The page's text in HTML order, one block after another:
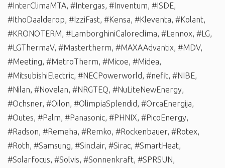
#InterClimaMTA, #Intergas, #Inventum, #ISDE,
#IthoDaalderop, #IzziFast, #Kensa, #Kleventa, #Kolant,
#KRONOTERM, #LamborghiniCaloreclima, #Lennox, #LG,
#LGThermaV, #Mastertherm, #MAXAAdvantix, #MDV,
#Meeting, #MetroTherm, #Micoe, #Midea,
#MitsubishiElectric, #NECPowerworld, #nefit, #NIBE,
#Nilan, #Novelan, #NRGTEQ, #NuLiteNewEnergy,
#Ochsner, #Oilon, #OlimpiaSplendid, #OrcaEnergija,
#Outes, #Palm, #Panasonic, #PHNIX, #PicoEnergy,
#Radson, #Remeha, #Remko, #Rockenbauer, #Rotex,
#Roth, #Samsung, #Sinclair, #Sirac, #SmartHeat,
#Solarfocus, #Solvis, #Sonnenkraft, #SPRSUN,